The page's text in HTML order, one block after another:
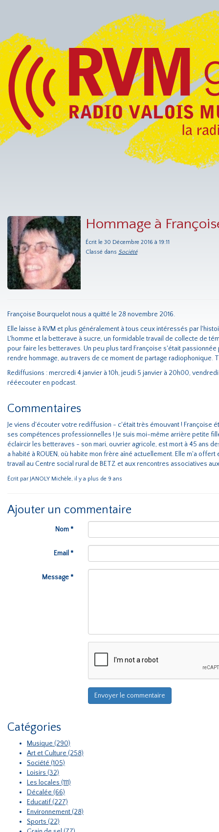
Hommage à
Écrit le 30 Décembre 2016 à 19:11
Classé dans Société
Françoise Bourquelot nous a quitté le 28 novembre 2016.
Elle laisse à RVM et plus généralement à tous ceux intéressés par
L'homme et la betterave à sucre, un formidable travail de collecte de
pour faire les betteraves. Un peu plus tard Françoise s'était
rendre hommage, au travers de ce moment de partage radiophonique.
Rediffusions : mercredi 4 janvier à 10h, jeudi 5 janvier à 20h00,
rééecouter en podcast.
Commentaires
Je viens d'écouter votre rediffusion - c'était très émouvant ! Françoise
ses compétences professionnelles ! Je suis moi-même arrière petite
éclaircir les betteraves - son mari, ouvrier agricole, est mort à 45 ans
a habité à ROUEN, où habite mon frère aîné actuellement. Elle m'a
travail au Centre social rural de BETZ et aux rencontres associatives
Écrit par JANOLY Michèle, il y a plus de 9 ans
Ajouter un commentaire
Nom *
Email *
Message *
Catégories
Musique (290)
Art et Culture (258)
Société (105)
Loisirs (32)
Les locales (111)
Décalée (66)
Educatif (227)
Environnement (28)
Sports (22)